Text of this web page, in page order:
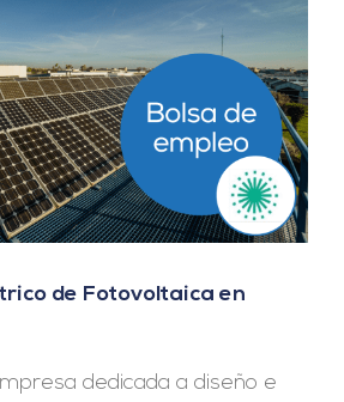
de Fotovoltaica en
dedicada a diseño e